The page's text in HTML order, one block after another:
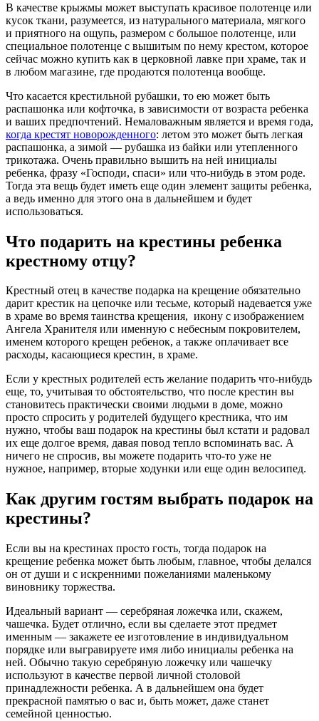
В качестве крыжмы может выступать красивое полотенце или
кусок ткани, разумеется, из натурального материала, мягкого
и приятного на ощупь, размером с большое полотенце, или
специальное полотенце с вышитым по нему крестом, которое
сейчас можно купить как в церковной лавке при храме, так и
в любом магазине, где продаются полотенца вообще.
Что касается крестильной рубашки, то ею может быть
распашонка или кофточка, в зависимости от возраста ребенка
и ваших предпочтений. Немаловажным является и время года,
когда крестят новорожденного: летом это может быть легкая
распашонка, а зимой — рубашка из байки или утепленного
трикотажа. Очень правильно вышить на ней инициалы
ребенка, фразу «Господи, спаси» или что-нибудь в этом роде.
Тогда эта вещь будет иметь еще один элемент защиты ребенка,
а ведь именно для этого она в дальнейшем и будет
использоваться.
Что подарить на крестины ребенка
крестному отцу?
Крестный отец в качестве подарка на крещение обязательно
дарит крестик на цепочке или тесьме, который надевается уже
в храме во время таинства крещения, икону с изображением
Ангела Хранителя или именную с небесным покровителем,
именем которого крещен ребенок, а также оплачивает все
расходы, касающиеся крестин, в храме.
Если у крестных родителей есть желание подарить что-нибудь
еще, то, учитывая то обстоятельство, что после крестин вы
становитесь практически своими людьми в доме, можно
просто спросить у родителей будущего крестника, что им
нужно, чтобы ваш подарок на крестины был кстати и радовал
их еще долгое время, давая повод тепло вспоминать вас. А
ничего не спросив, вы можете подарить что-то уже не
нужное, например, вторые ходунки или еще один велосипед.
Как другим гостям выбрать подарок на
крестины?
Если вы на крестинах просто гость, тогда подарок на
крещение ребенка может быть любым, главное, чтобы делался
он от души и с искренними пожеланиями маленькому
виновнику торжества.
Идеальный вариант — серебряная ложечка или, скажем,
чашечка. Будет отлично, если вы сделаете этот предмет
именным — закажете ее изготовление в индивидуальном
порядке или выгравируете имя либо инициалы ребенка на
ней. Обычно такую серебряную ложечку или чашечку
используют в качестве первой личной столовой
принадлежности ребенка. А в дальнейшем она будет
прекрасной памятью о вас и, быть может, даже станет
семейной ценностью.